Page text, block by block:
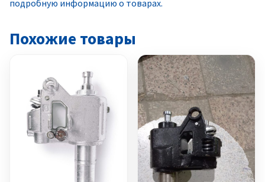
подробную информацию о товарах.
Похожие товары